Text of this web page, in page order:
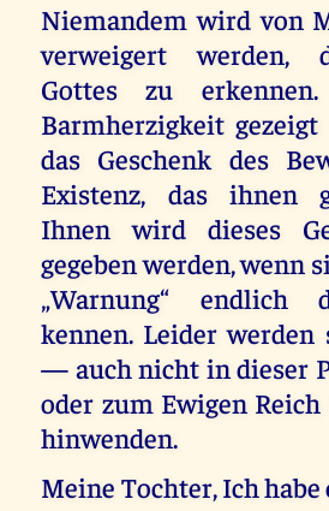
Niemandem wird von
verweigert werden,
Gottes zu
Barmherzigkeit
das Geschenk des
Existenz, das ihnen
Ihnen wird dieses
gegeben werden, wenn
„Warnung“ endlich
kennen. Leider
— auch nicht in dieser
oder zum Ewigen
hinwenden.
Meine Tochter, Ich habe